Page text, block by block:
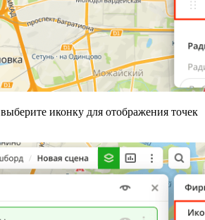
выберите иконку для отображения точек